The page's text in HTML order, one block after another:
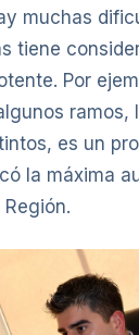
muchas
tiene
Por
ramos,
es un
la máxima